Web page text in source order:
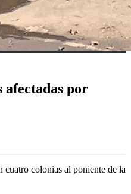
afectadas por
cuatro colonias al poniente de la